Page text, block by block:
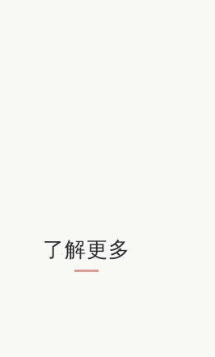
了解更多